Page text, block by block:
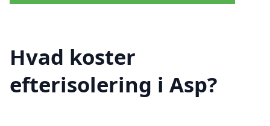
Hvad koster
efterisolering i Asp?